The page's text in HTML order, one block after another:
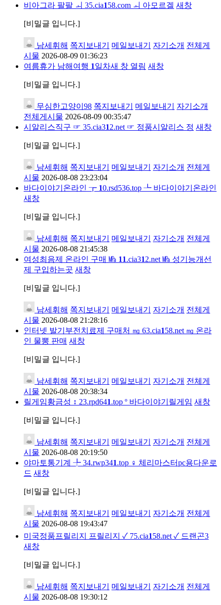
비아그라 팔팔 ㅚ 35.cia158.com ㅚ 아모르겔 새창
[비밀글 입니다.]
남세휘해 쪽지보내기 메일보내기 자기소개 전체게
시물 2026-08-09 01:36:23
여름휴가 남해여행 1일차새 창 열림 새창
[비밀글 입니다.]
무심한고양이98 쪽지보내기 메일보내기
자기소개
전체게시물 2026-08-09 00:35:47
시알리스직구 ☞ 35.cia312.net ☞ 정품시알리스 정 새창
[비밀글 입니다.]
남세휘해 쪽지보내기 메일보내기 자기소개 전체게
시물 2026-08-08 23:23:04
바다이야기온라인 ┲ 10.rsd536.top ┺ 바다이야기온라인
새창
[비밀글 입니다.]
남세휘해 쪽지보내기 메일보내기 자기소개 전체게
시물 2026-08-08 21:45:38
여성최음제 온라인 구매 ㎫ 11.cia312.net ㎫ 성기능개선
제 구입하는곳 새창
[비밀글 입니다.]
남세휘해 쪽지보내기 메일보내기 자기소개 전체게
시물 2026-08-08 21:28:16
인터넷 발기부전치료제 구매처 ㎎ 63.cia158.net ㎎ 온라
인 물뽕 판매 새창
[비밀글 입니다.]
남세휘해 쪽지보내기 메일보내기 자기소개 전체게
시물 2026-08-08 20:38:34
릴게임황금성 ↕ 23.rpd641.top º 바다이야기릴게임 새창
[비밀글 입니다.]
남세휘해 쪽지보내기 메일보내기 자기소개 전체게
시물 2026-08-08 20:19:50
야마토통기계 ╄ 34.rwp341.top ♀ 체리마스터pc용다운로
드 새창
[비밀글 입니다.]
남세휘해 쪽지보내기 메일보내기 자기소개 전체게
시물 2026-08-08 19:43:47
미국정품프릴리지 프릴리지 ✓ 75.cia158.net ✓ 드랜곤3
새창
[비밀글 입니다.]
남세휘해 쪽지보내기 메일보내기 자기소개 전체게
시물 2026-08-08 19:30:12